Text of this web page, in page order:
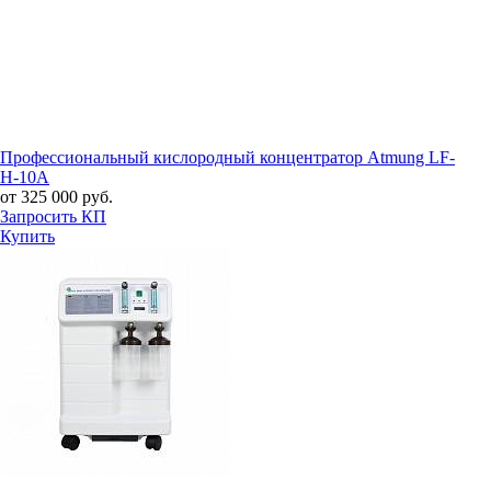
Профессиональный кислородный концентратор Atmung LF-
H-10A
от 325 000 руб.
Запросить КП
Купить